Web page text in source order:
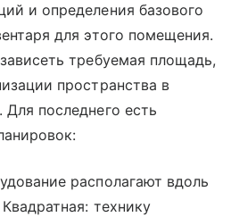
и определения базового
для этого помещения.
требуемая площадь,
пространства в
последнего есть
располагают вдоль
технику